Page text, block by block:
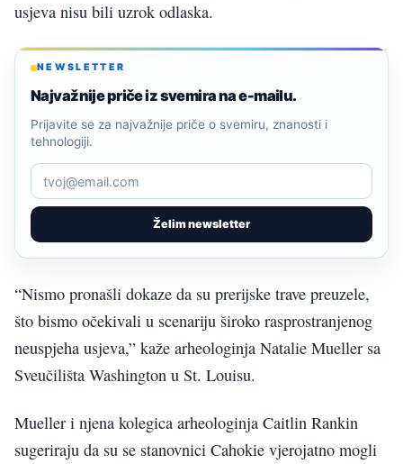
usjeva nisu bili uzrok odlaska.
NEWSLETTER
Najvažnije priče iz svemira na e-mailu.
Želim newsletter
Prijavite se za najvažnije priče o svemiru, znanosti i
tehnologiji.
“Nismo pronašli dokaze da su prerijske trave preuzele,
što bismo očekivali u scenariju široko rasprostranjenog
neuspjeha usjeva,” kaže arheologinja Natalie Mueller sa
Sveučilišta Washington u St. Louisu.
Mueller i njena kolegica arheologinja Caitlin Rankin
sugeriraju da su se stanovnici Cahokie vjerojatno mogli